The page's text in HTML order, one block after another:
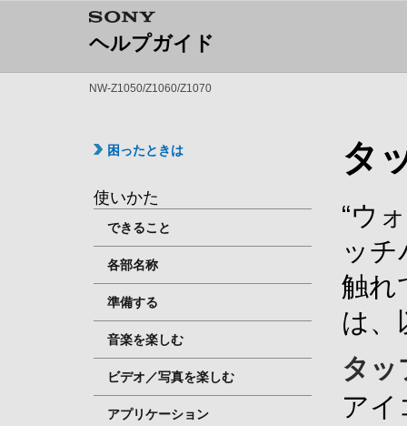
ヘルプガイド
NW-Z1050/Z1060/Z1070
困ったときは
使いかた
できること
各部名称
準備する
音楽を楽しむ
ビデオ／写真を楽しむ
アプリケーション
タ
“ウ
ッ
触れ
は、
タッ
アイ